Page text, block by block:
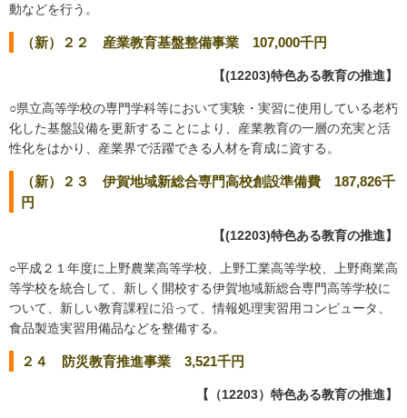
動などを行う。
（新）２２ 産業教育基盤整備事業 107,000千円
【(12203)特色ある教育の推進】
○県立高等学校の専門学科等において実験・実習に使用している老朽
化した基盤設備を更新することにより、産業教育の一層の充実と活
性化をはかり、産業界で活躍できる人材を育成に資する。
（新）２３ 伊賀地域新総合専門高校創設準備費 187,826千
円
【(12203)特色ある教育の推進】
○平成２１年度に上野農業高等学校、上野工業高等学校、上野商業高
等学校を統合して、新しく開校する伊賀地域新総合専門高等学校に
ついて、新しい教育課程に沿って、情報処理実習用コンピュータ、
食品製造実習用備品などを整備する。
２４ 防災教育推進事業 3,521千円
【（12203）特色ある教育の推進】